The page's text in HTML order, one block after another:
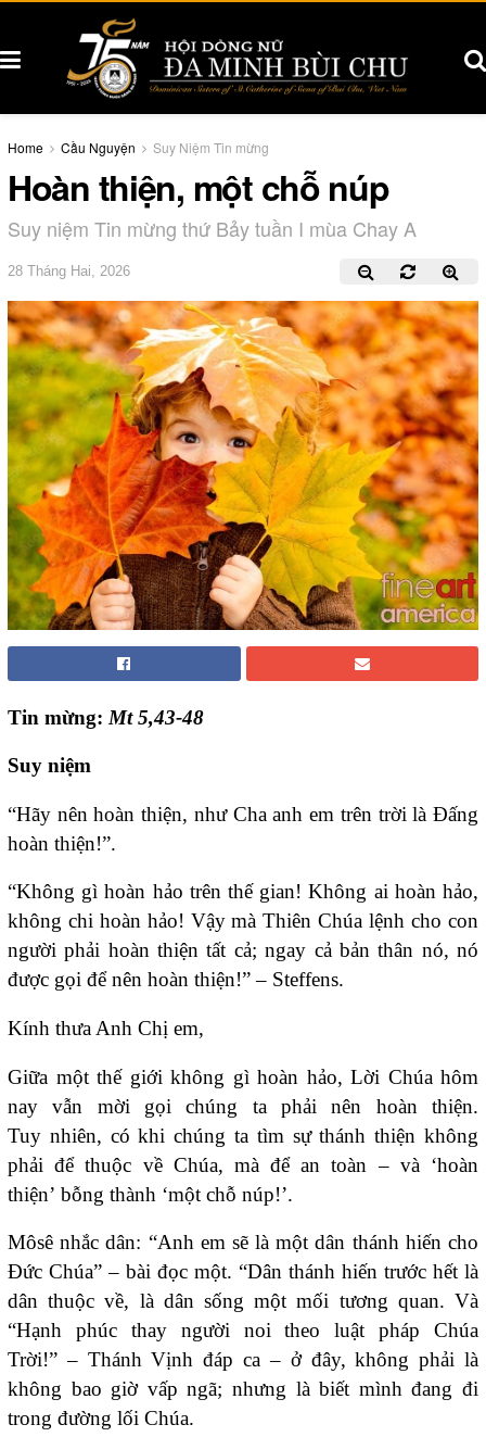
Home Cầu Nguyện Suy Niệm Tin mừng
Hoàn thiện, một chỗ núp
Suy niệm Tin mừng thứ Bảy tuần I mùa Chay A
28 Tháng Hai, 2026
Tin mừng: Mt 5,43-48
Suy niệm
“Hãy nên hoàn thiện, như Cha anh em trên trời là Đấng
hoàn thiện!”.
“Không gì hoàn hảo trên thế gian! Không ai hoàn hảo,
không chi hoàn hảo! Vậy mà Thiên Chúa lệnh cho con
người phải hoàn thiện tất cả; ngay cả bản thân nó, nó
được gọi để nên hoàn thiện!” – Steffens.
Kính thưa Anh Chị em,
Giữa một thế giới không gì hoàn hảo, Lời Chúa hôm
nay vẫn mời gọi chúng ta phải nên hoàn thiện.
Tuy nhiên, có khi chúng ta tìm sự thánh thiện không
phải để thuộc về Chúa, mà để an toàn – và ‘hoàn
thiện’ bỗng thành ‘một chỗ núp!’.
Môsê nhắc dân: “Anh em sẽ là một dân thánh hiến cho
Đức Chúa” – bài đọc một. “Dân thánh hiến trước hết là
dân thuộc về, là dân sống một mối tương quan. Và
“Hạnh phúc thay người noi theo luật pháp Chúa
Trời!” – Thánh Vịnh đáp ca – ở đây, không phải là
không bao giờ vấp ngã; nhưng là biết mình đang đi
trong đường lối Chúa.